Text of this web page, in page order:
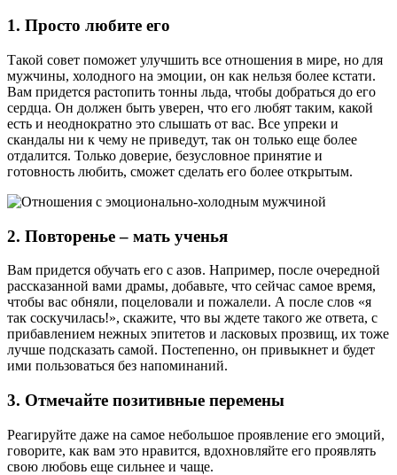
1. Просто любите его
Такой совет поможет улучшить все отношения в мире, но для
мужчины, холодного на эмоции, он как нельзя более кстати.
Вам придется растопить тонны льда, чтобы добраться до его
сердца. Он должен быть уверен, что его любят таким, какой
есть и неоднократно это слышать от вас. Все упреки и
скандалы ни к чему не приведут, так он только еще более
отдалится. Только доверие, безусловное принятие и
готовность любить, сможет сделать его более открытым.
2. Повторенье – мать ученья
Вам придется обучать его с азов. Например, после очередной
рассказанной вами драмы, добавьте, что сейчас самое время,
чтобы вас обняли, поцеловали и пожалели. А после слов «я
так соскучилась!», скажите, что вы ждете такого же ответа, с
прибавлением нежных эпитетов и ласковых прозвищ, их тоже
лучше подсказать самой. Постепенно, он привыкнет и будет
ими пользоваться без напоминаний.
3. Отмечайте позитивные перемены
Реагируйте даже на самое небольшое проявление его эмоций,
говорите, как вам это нравится, вдохновляйте его проявлять
свою любовь еще сильнее и чаще.